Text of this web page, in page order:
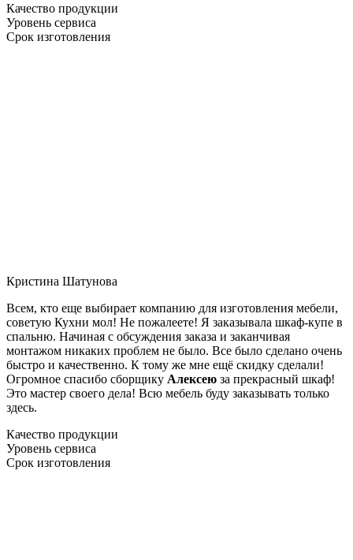
Качество продукции
Уровень сервиса
Срок изготовления
Кристина Шатунова
Всем, кто еще выбирает компанию для изготовления мебели,
советую Кухни мол! Не пожалеете! Я заказывала шкаф-купе в
спальню. Начиная с обсуждения заказа и заканчивая
монтажом никаких проблем не было. Все было сделано очень
быстро и качественно. К тому же мне ещё скидку сделали!
Огромное спасибо сборщику Алексею за прекрасный шкаф!
Это мастер своего дела! Всю мебель буду заказывать только
здесь.
Качество продукции
Уровень сервиса
Срок изготовления